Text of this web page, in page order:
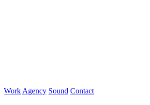
Work Agency Sound Contact